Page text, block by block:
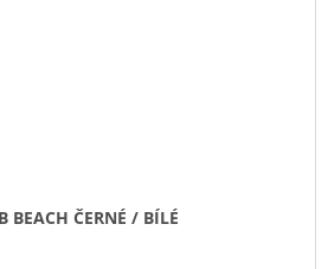
BEACH ČERNÉ / BÍLÉ